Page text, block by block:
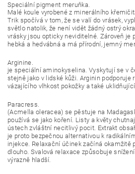
Speciální pigment meruňka.
Malé koule vyrobené z minerálního
Trik spočívá v tom, že se valí do vrásek,
světlo natolik, že není vidět žádný ostrý
vrásky jsou opticky neviditelné. Zároveň je
hebká a hedvábná a má přírodní, jemný
Arginine.
je speciální aminokyselina. Vyskytují se v
stejně jako v lidské kůži. Arginin podporuje
vázajícího vlhkost pokožky a také
Paracress.
(Acmella oleracea) se pěstuje na
používá se jako koření. Listy a květy
ústech zvláštní necitlivý pocit. Extrakt
je proto bezpečnou alternativou k
injekce. Relaxační účinek začíná okamžitě
dlouho. Svalová relaxace způsobuje
výrazně hladší.